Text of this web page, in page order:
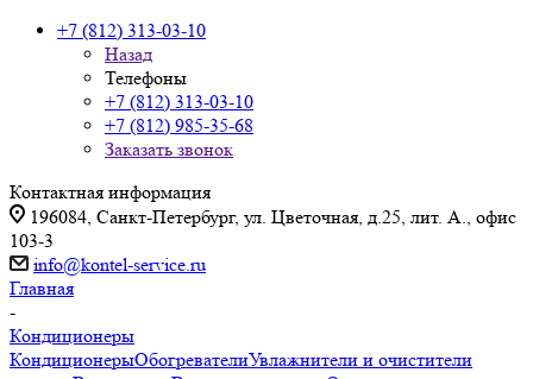
+7 (812) 313-03-10
Назад
Телефоны
+7 (812) 313-03-10
+7 (812) 985-35-68
Заказать звонок
Контактная информация
196084, Санкт-Петербург, ул. Цветочная, д.25, лит. А., офис
103-3
info@kontel-service.ru
Главная
-
Кондиционеры
КондиционерыОбогревателиУвлажнители и очистители